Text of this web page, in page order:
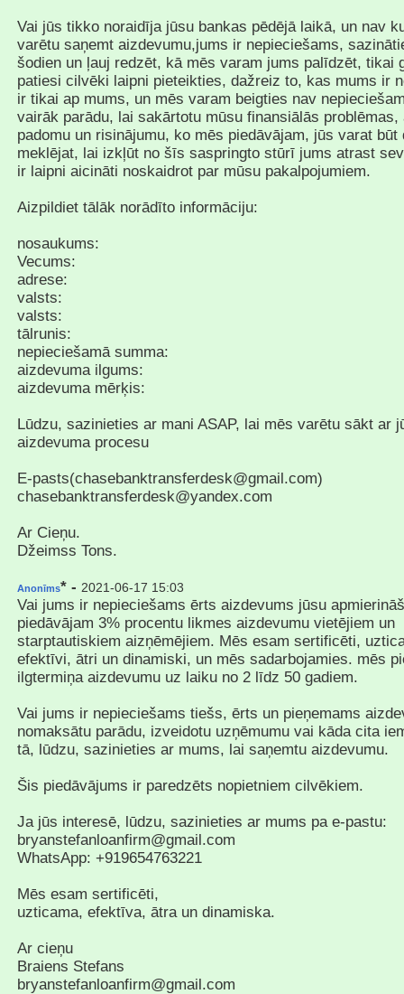
Vai jūs tikko noraidīja jūsu bankas pēdējā laikā, un nav
varētu saņemt aizdevumu,jums ir nepieciešams,
šodien un ļauj redzēt, kā mēs varam jums palīdzēt, tikai
patiesi cilvēki laipni pieteikties, dažreiz to, kas mums ir
ir tikai ap mums, un mēs varam beigties nav
vairāk parādu, lai sakārtotu mūsu finansiālās problēmas,
padomu un risinājumu, ko mēs piedāvājam, jūs varat būt
meklējat, lai izkļūt no šīs saspringto stūrī jums atrast
ir laipni aicināti noskaidrot par mūsu pakalpojumiem.
Aizpildiet tālāk norādīto informāciju:
nosaukums:
Vecums:
adrese:
valsts:
valsts:
tālrunis:
nepieciešamā summa:
aizdevuma ilgums:
aizdevuma mērķis:
Lūdzu, sazinieties ar mani ASAP, lai mēs varētu sākt ar
aizdevuma procesu
E-pasts(chasebanktransferdesk@gmail.com)
chasebanktransferdesk@yandex.com
Ar Cieņu.
Džeimss Tons.
Anonīms* - 2021-06-17 15:03
Vai jums ir nepieciešams ērts aizdevums jūsu
piedāvājam 3% procentu likmes aizdevumu vietējiem un
starptautiskiem aizņēmējiem. Mēs esam sertificēti,
efektīvi, ātri un dinamiski, un mēs sadarbojamies. mēs
ilgtermiņa aizdevumu uz laiku no 2 līdz 50 gadiem.
Vai jums ir nepieciešams tiešs, ērts un pieņemams
nomaksātu parādu, izveidotu uzņēmumu vai kāda cita
tā, lūdzu, sazinieties ar mums, lai saņemtu aizdevumu.
Šis piedāvājums ir paredzēts nopietniem cilvēkiem.
Ja jūs interesē, lūdzu, sazinieties ar mums pa e-pastu:
bryanstefanloanfirm@gmail.com
WhatsApp: +919654763221
Mēs esam sertificēti,
uzticama, efektīva, ātra un dinamiska.
Ar cieņu
Braiens Stefans
bryanstefanloanfirm@gmail.com